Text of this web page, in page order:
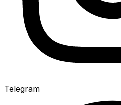
Telegram